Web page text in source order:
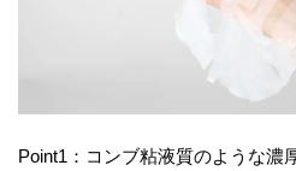
Point1：コンブ粘液質のような濃